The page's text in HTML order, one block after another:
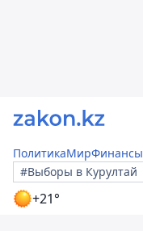
ПолитикаМирФинансы
#Выборы в Курултай
+21°